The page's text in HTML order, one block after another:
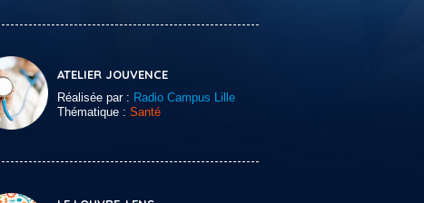
ATELIER JOUVENCE
Réalisée par : Radio Campus Lille
Thématique : Santé